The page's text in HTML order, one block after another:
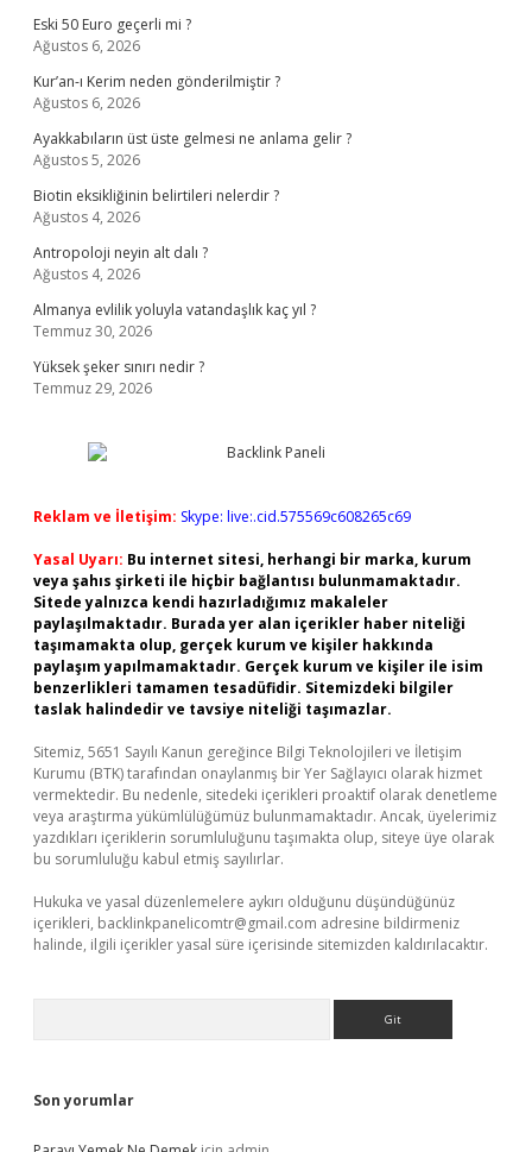
Eski 50 Euro geçerli mi ?
Ağustos 6, 2026
Kur’an-ı Kerim neden gönderilmiştir ?
Ağustos 6, 2026
Ayakkabıların üst üste gelmesi ne anlama gelir ?
Ağustos 5, 2026
Biotin eksikliğinin belirtileri nelerdir ?
Ağustos 4, 2026
Antropoloji neyin alt dalı ?
Ağustos 4, 2026
Almanya evlilik yoluyla vatandaşlık kaç yıl ?
Temmuz 30, 2026
Yüksek şeker sınırı nedir ?
Temmuz 29, 2026
Reklam ve İletişim: Skype: live:.cid.575569c608265c69
Yasal Uyarı: Bu internet sitesi, herhangi bir marka, kurum
veya şahıs şirketi ile hiçbir bağlantısı bulunmamaktadır.
Sitede yalnızca kendi hazırladığımız makaleler
paylaşılmaktadır. Burada yer alan içerikler haber niteliği
taşımamakta olup, gerçek kurum ve kişiler hakkında
paylaşım yapılmamaktadır. Gerçek kurum ve kişiler ile isim
benzerlikleri tamamen tesadüfidir. Sitemizdeki bilgiler
taslak halindedir ve tavsiye niteliği taşımazlar.
Sitemiz, 5651 Sayılı Kanun gereğince Bilgi Teknolojileri ve İletişim
Kurumu (BTK) tarafından onaylanmış bir Yer Sağlayıcı olarak hizmet
vermektedir. Bu nedenle, sitedeki içerikleri proaktif olarak denetleme
veya araştırma yükümlülüğümüz bulunmamaktadır. Ancak, üyelerimiz
yazdıkları içeriklerin sorumluluğunu taşımakta olup, siteye üye olarak
bu sorumluluğu kabul etmiş sayılırlar.
Hukuka ve yasal düzenlemelere aykırı olduğunu düşündüğünüz
içerikleri, backlinkpanelicomtr@gmail.com adresine bildirmeniz
halinde, ilgili içerikler yasal süre içerisinde sitemizden kaldırılacaktır.
Son yorumlar